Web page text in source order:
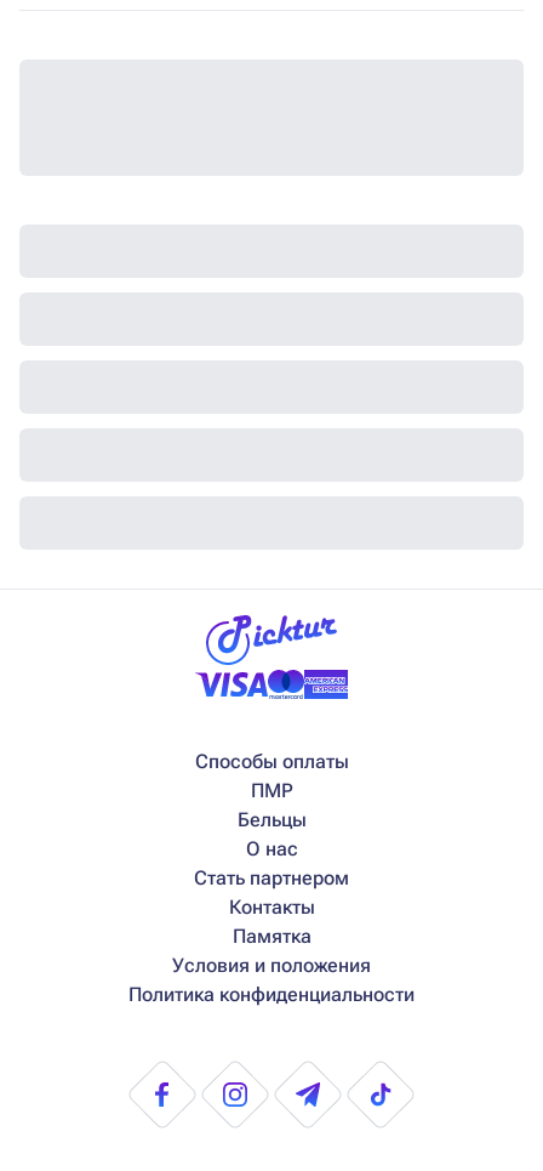
Способы оплаты
ПМР
Бельцы
О нас
Стать партнером
Контакты
Памятка
Условия и положения
Политика конфиденциальности